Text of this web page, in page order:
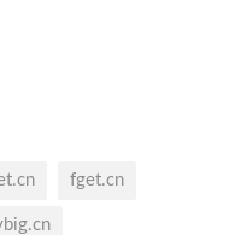
fget.cn